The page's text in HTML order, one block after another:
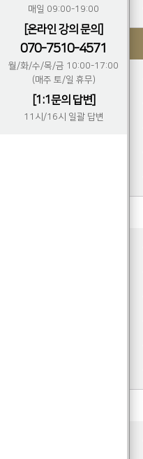
매일 09:00-19:00
[온라인 강의 문의]
070-7510-4571
월/화/수/목/금 10:00-17:00
(매주 토/일 휴무)
[1:1문의 답변]
11시/16시 일괄 답변